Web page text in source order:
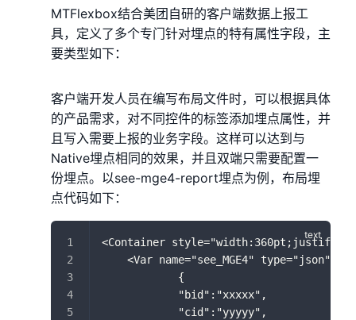
MTFlexbox结合美团自研的客户端数据上报工
具，定义了多个专门针对埋点的特有属性字段，主
要类型如下：
客户端开发人员在编写布局文件时，可以根据具体
的产品需求，对不同控件的标签添加埋点属性，并
且写入需要上报的业务字段。这样可以达到与
Native埋点相同的效果，并且双端只需要配置一
份埋点。以see-mge4-report埋点为例，布局埋
点代码如下：
<Container style="width:360pt;justify-
    <Var name="see_MGE4" type="json">
            {
            "bid":"xxxxx",
            "cid":"yyyyy",